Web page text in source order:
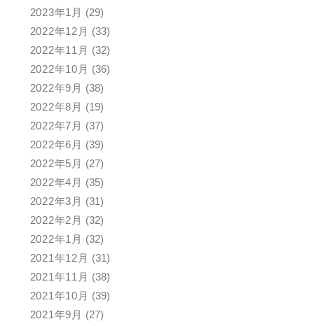
2023年1月 (29)
2022年12月 (33)
2022年11月 (32)
2022年10月 (36)
2022年9月 (38)
2022年8月 (19)
2022年7月 (37)
2022年6月 (39)
2022年5月 (27)
2022年4月 (35)
2022年3月 (31)
2022年2月 (32)
2022年1月 (32)
2021年12月 (31)
2021年11月 (38)
2021年10月 (39)
2021年9月 (27)